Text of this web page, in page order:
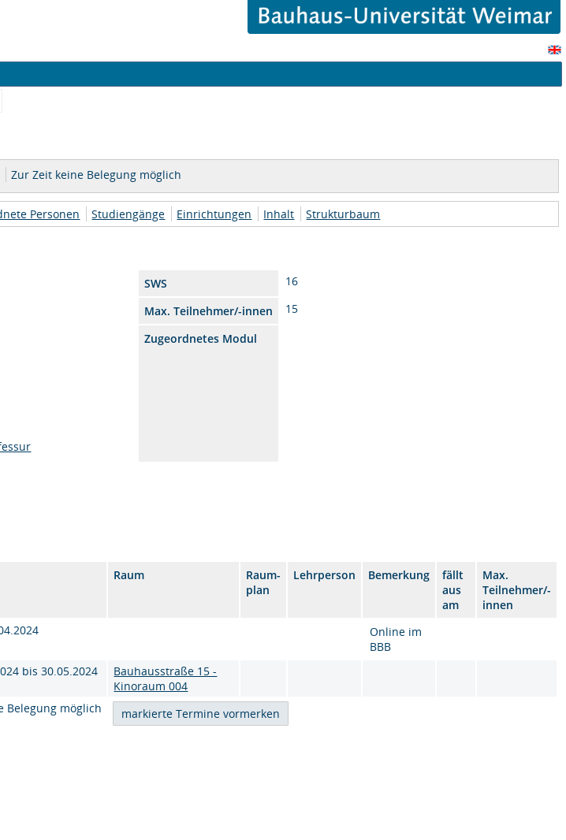
Zur Zeit keine Belegung möglich
Personen Studiengänge Einrichtungen Inhalt Strukturbaum
SWS
16
Max. Teilnehmer/-innen
15
Zugeordnetes Modul
Raum
Raum-
plan
Lehrperson Bemerkung
fällt
aus
am
Max.
Teilnehmer/-
innen
Online im
BBB
bis 30.05.2024
Bauhausstraße 15 -
Kinoraum 004
Belegung möglich